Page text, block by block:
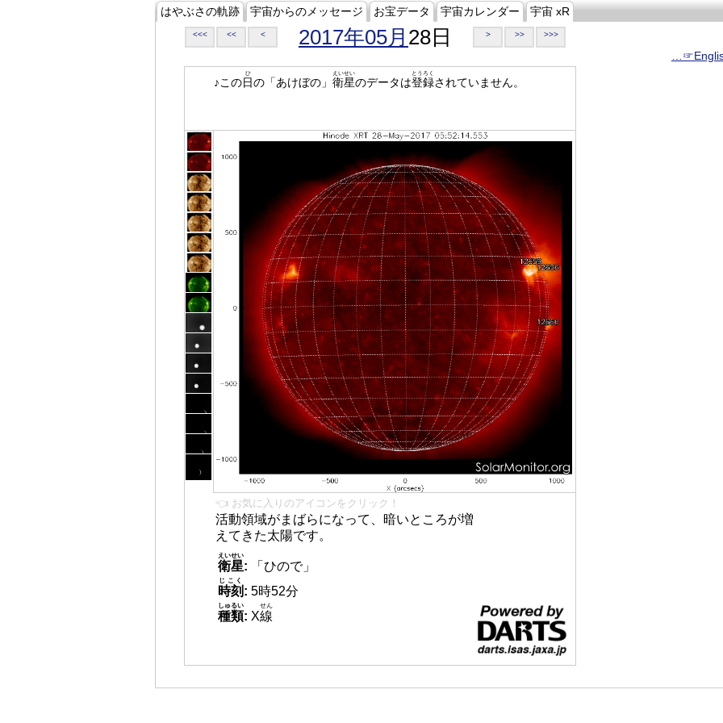
はやぶさの軌跡 宇宙からのメッセージ お宝データ 宇宙カレンダー 宇宙 xR
<<< << < 2017年05月 28日 > >> >>>
♪この日
ひ
の「あけぼの」 衛星
えいせい
のデータは登録
とうろく
されていません。
👈 お気に入りのアイコンをクリック！
活動領域がまばらになって、暗いところが増
えてきた太陽です。
衛星
えいせい
:
「ひので」
時刻
じこく
: 5時52分
種類
しゅるい
: X線
せん